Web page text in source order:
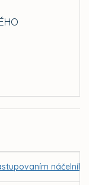
náčelníka